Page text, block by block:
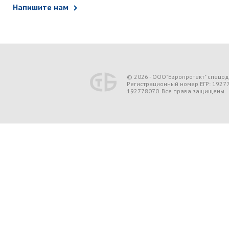
Напишите нам
© 2026 - ООО"Европротект"
Регистрационный номер ЕГР:
192778070. Все права защищены.